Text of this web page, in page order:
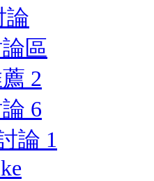
論
區
2
6
論 1